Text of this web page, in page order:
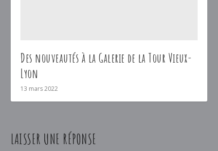
Des nouveautés à la Galerie de la Tour Vieux-
Lyon
13 mars 2022
LAISSER UNE RÉPONSE